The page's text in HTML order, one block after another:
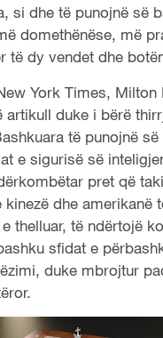
si dhe të punojnë së
domethënëse, më
të dy vendet dhe
York Times, Milton
artikull duke i bërë
të punojnë
e sigurisë së
pret që
kinezë dhe amerikanë
thelluar, të ndërtojë
sfidat e
duke mbrojtur